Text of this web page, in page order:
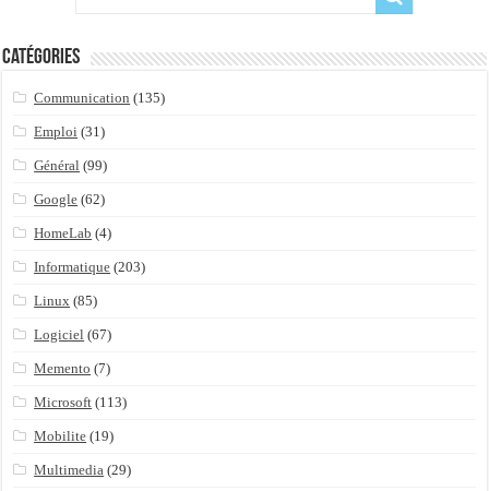
Catégories
Communication (135)
Emploi (31)
Général (99)
Google (62)
HomeLab (4)
Informatique (203)
Linux (85)
Logiciel (67)
Memento (7)
Microsoft (113)
Mobilite (19)
Multimedia (29)